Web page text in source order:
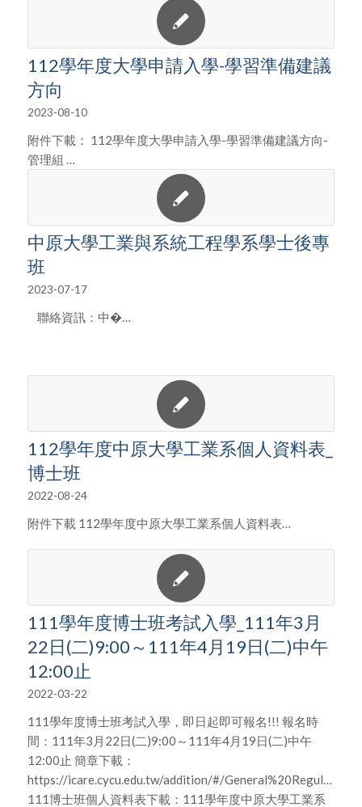
112學年度大學申請入學-學習準備建議
方向
2023-08-10
附件下載： 112學年度大學申請入學-學習準備建議方向-
管理組 …
中原大學工業與系統工程學系學士後專
班
2023-07-17
聯絡資訊：中�…
112學年度中原大學工業系個人資料表_
博士班
2022-08-24
附件下載 112學年度中原大學工業系個人資料表…
111學年度博士班考試入學_111年3月
22日(二)9:00～111年4月19日(二)中午
12:00止
2022-03-22
111學年度博士班考試入學，即日起即可報名!!! 報名時
間：111年3月22日(二)9:00～111年4月19日(二)中午
12:00止 簡章下載：
https://icare.cycu.edu.tw/addition/#/General%20Regulations
111博士班個人資料表下載：111學年度中原大學工業系